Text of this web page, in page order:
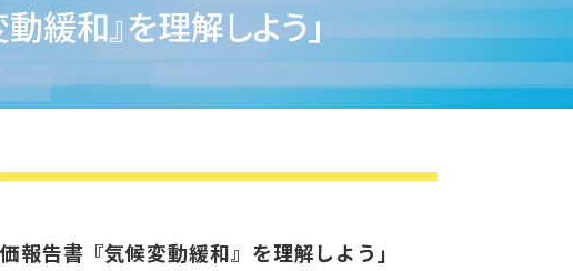
和』を理解しよう」
告書『気候変動緩和』を理解しよう」